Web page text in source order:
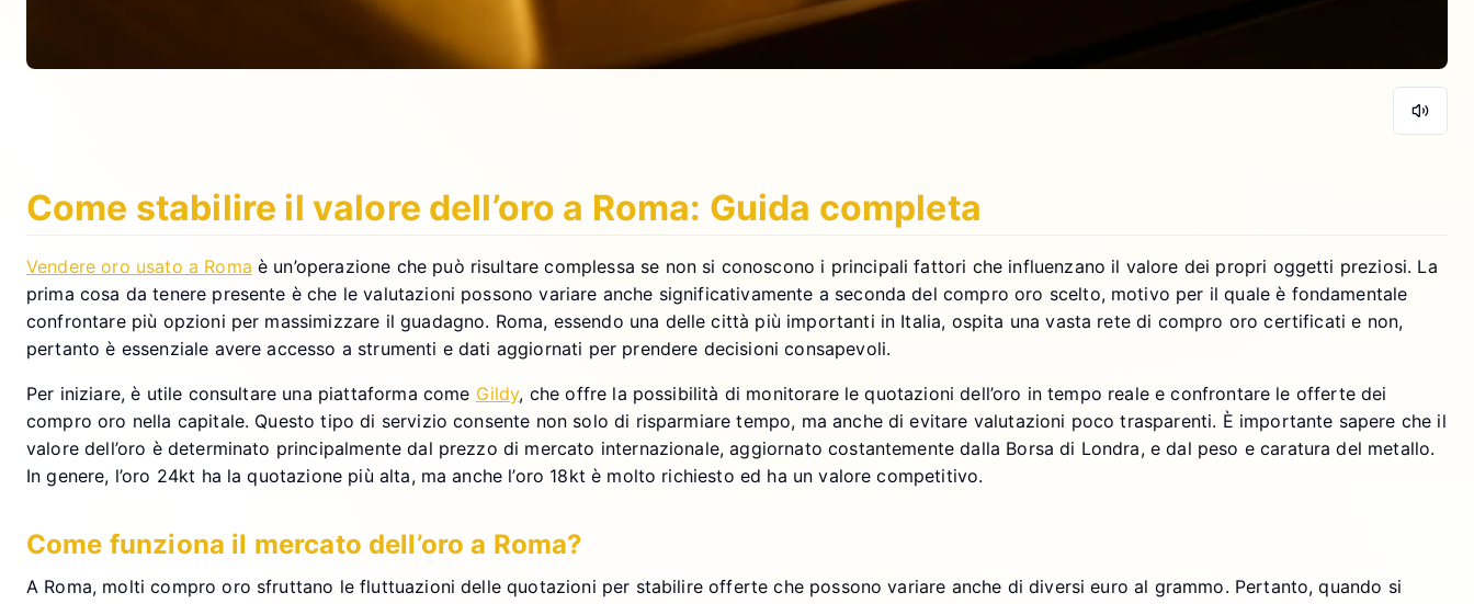
Come stabilire il valore dell’oro a Roma: Guida completa
Vendere oro usato a Roma è un’operazione che può risultare complessa se non si conoscono i principali fattori che influenzano il valore dei propri oggetti preziosi. La
prima cosa da tenere presente è che le valutazioni possono variare anche significativamente a seconda del compro oro scelto, motivo per il quale è fondamentale
confrontare più opzioni per massimizzare il guadagno. Roma, essendo una delle città più importanti in Italia, ospita una vasta rete di compro oro certificati e non,
pertanto è essenziale avere accesso a strumenti e dati aggiornati per prendere decisioni consapevoli.
Per iniziare, è utile consultare una piattaforma come Gildy, che offre la possibilità di monitorare le quotazioni dell’oro in tempo reale e confrontare le offerte dei
compro oro nella capitale. Questo tipo di servizio consente non solo di risparmiare tempo, ma anche di evitare valutazioni poco trasparenti. È importante sapere che il
valore dell’oro è determinato principalmente dal prezzo di mercato internazionale, aggiornato costantemente dalla Borsa di Londra, e dal peso e caratura del metallo.
In genere, l’oro 24kt ha la quotazione più alta, ma anche l’oro 18kt è molto richiesto ed ha un valore competitivo.
Come funziona il mercato dell’oro a Roma?
A Roma, molti compro oro sfruttano le fluttuazioni delle quotazioni per stabilire offerte che possono variare anche di diversi euro al grammo. Pertanto, quando si